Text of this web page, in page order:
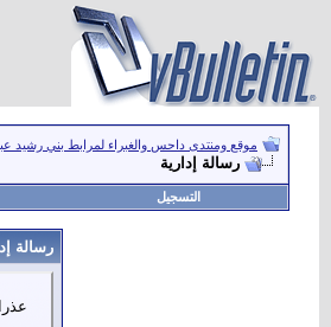
موقع ومنتدى داحس والغبراء لمرابط بني رشيد
رسالة إدارية
التسجيل
رسالة